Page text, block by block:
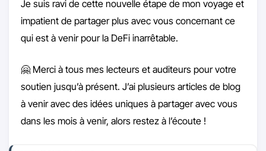
Je suis ravi de cette nouvelle étape de mon voyage et
impatient de partager plus avec vous concernant ce
qui est à venir pour la DeFi inarrêtable.
🤗 Merci à tous mes lecteurs et auditeurs pour votre
soutien jusqu’à présent. J’ai plusieurs articles de blog
à venir avec des idées uniques à partager avec vous
dans les mois à venir, alors restez à l’écoute !